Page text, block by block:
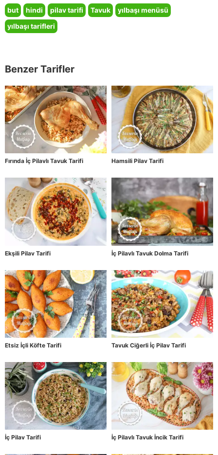
but hindi pilav tarifi Tavuk
yılbaşı menüsü
yılbaşı tarifleri
Benzer Tarifler
Fırında İç Pilavlı Tavuk Tarifi Hamsili Pilav Tarifi
Ekşili Pilav Tarifi İç Pilavlı Tavuk Dolma Tarifi
Etsiz İçli Köfte Tarifi Tavuk Ciğerli İç Pilav Tarifi
İç Pilav Tarifi İç Pilavlı Tavuk İncik Tarifi